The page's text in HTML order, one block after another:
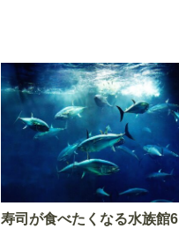
寿司が食べたくなる水族館6